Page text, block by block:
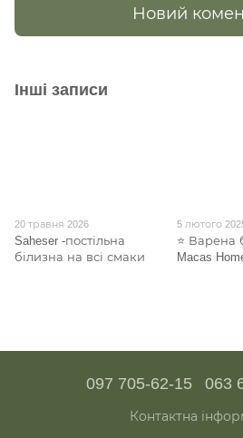
Новий
Інші записи
20 травня 2026
Saheser -постільна
білизна на всі смаки
5 лютого
⭐ Варена
Macas
097 705-62-15 063
Контактна